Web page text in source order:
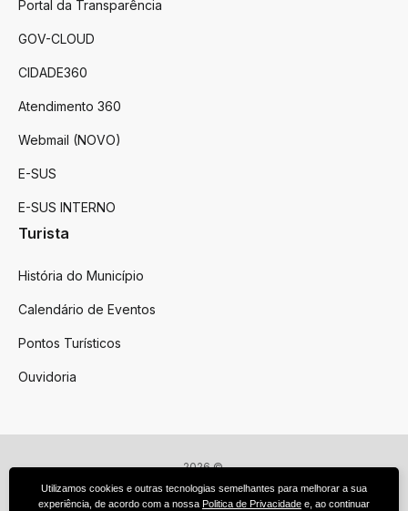
Portal da Transparência
GOV-CLOUD
CIDADE360
Atendimento 360
Webmail (NOVO)
E-SUS
E-SUS INTERNO
Turista
História do Município
Calendário de Eventos
Pontos Turísticos
Ouvidoria
2026 ©
Todos os direitos reservados.
Utilizamos cookies e outras tecnologias semelhantes para melhorar a sua
experiência, de acordo com a nossa Politica de Privacidade e, ao continuar